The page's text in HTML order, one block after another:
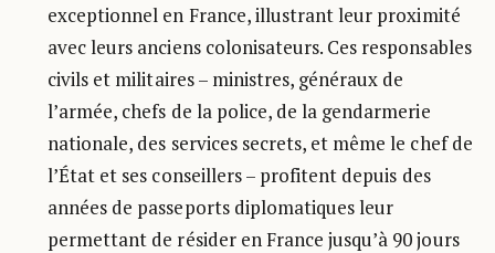
exceptionnel en France, illustrant leur proximité
avec leurs anciens colonisateurs. Ces responsables
civils et militaires – ministres, généraux de
l’armée, chefs de la police, de la gendarmerie
nationale, des services secrets, et même le chef de
l’État et ses conseillers – profitent depuis des
années de passeports diplomatiques leur
permettant de résider en France jusqu’à 90 jours